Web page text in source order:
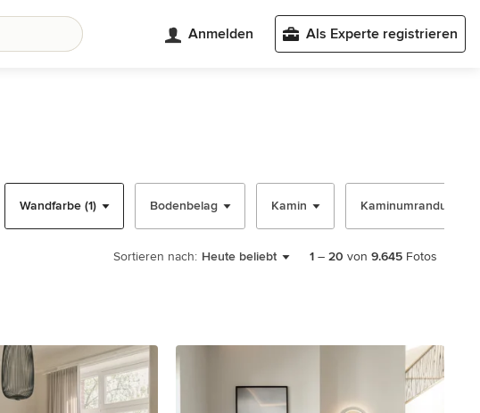
Anmelden Als Experte registrieren
Wandfarbe (1) Bodenbelag Kamin Kaminumrandung
Sortieren nach: Heute beliebt 1 – 20 von 9.645 Fotos